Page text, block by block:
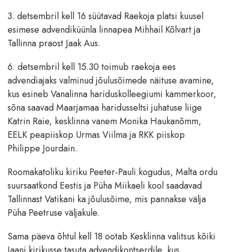
3. detsembril kell 16 süütavad Raekoja platsi kuusel
esimese advendiküünla linnapea Mihhail Kõlvart ja
Tallinna praost Jaak Aus.
6. detsembril kell 15.30 toimub raekoja ees
advendiajaks valminud jõulusõimede näituse avamine,
kus esineb Vanalinna hariduskolleegiumi kammerkoor,
sõna saavad Maarjamaa haridusseltsi juhatuse liige
Katrin Raie, kesklinna vanem Monika Haukanõmm,
EELK peapiiskop Urmas Viilma ja RKK piiskop
Philippe Jourdain.
Roomakatoliku kiriku Peeter-Pauli kogudus, Malta ordu
suursaatkond Eestis ja Püha Miikaeli kool saadavad
Tallinnast Vatikani ka jõulusõime, mis pannakse välja
Püha Peetruse väljakule.
Sama päeva õhtul kell 18 ootab Kesklinna valitsus kõiki